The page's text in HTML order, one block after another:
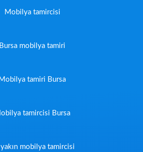
Mobilya tamircisi
Bursa mobilya tamiri
Mobilya tamiri Bursa
tamircisi Bursa
yakın mobilya tamircisi